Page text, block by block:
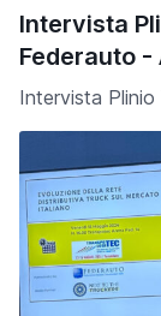
Intervista
Federauto -
Intervista Plinio